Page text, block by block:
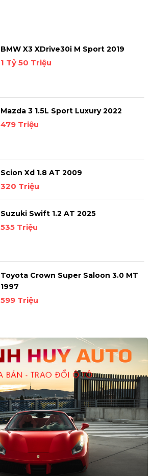
BMW X3 XDrive30i M Sport 2019
1 Tỷ 50 Triệu
Mazda 3 1.5L Sport Luxury 2022
479 Triệu
Scion Xd 1.8 AT 2009
320 Triệu
Suzuki Swift 1.2 AT 2025
535 Triệu
Toyota Crown Super Saloon 3.0 MT
1997
599 Triệu